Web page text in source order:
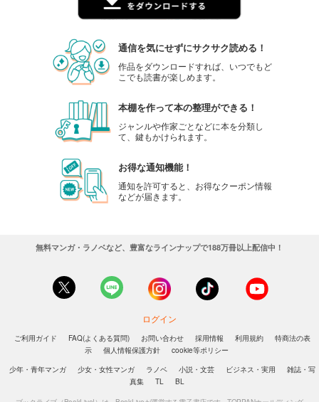
通信を気にせずにサクサク読める！
作品をダウンロードすれば、いつでもど
こでも読書が楽しめます。
本棚を作って本の整理ができる！
ジャンルや作家ごとなどに本を分類し
て、鍵もかけられます。
お得な通知機能！
通知を許可すると、お得なクーポン情報
などが届きます。
無料マンガ・ラノベなど、豊富なラインナップで188万冊以上配信中！
ログイン
ご利用ガイド FAQ(よくある質問) お問い合わせ 採用情報 利用規約
特商法の表
示
個人情報保護方針
cookie等ポリシー
少年・青年マンガ
少女・女性マンガ ラノベ 小説・文芸 ビジネス・実用
雑誌・写
真集
TL BL